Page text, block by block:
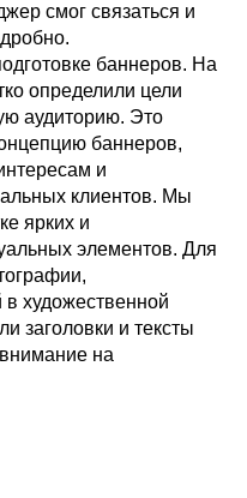
смог связаться и
баннеров. На
определили цели
аудиторию. Это
баннеров,
и
клиентов. Мы
ярких и
элементов. Для
художественной
заголовки и тексты
на